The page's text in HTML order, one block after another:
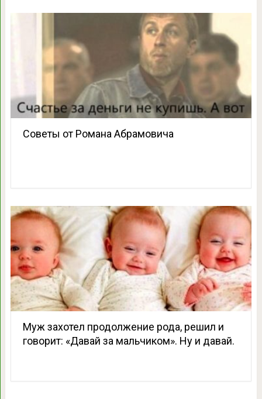
Советы от Романа Абрамовича
Муж захотел продолжение рода, решил и
говорит: «Давай за мальчиком». Ну и давай.